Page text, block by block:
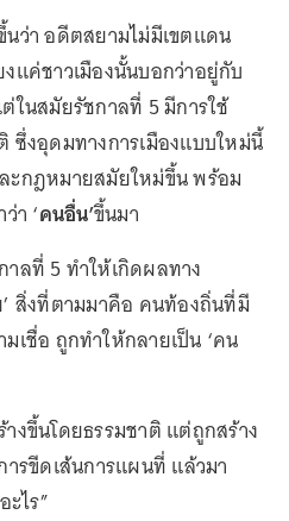
ว่า อดีตสยามไม่มีเขตแดน
แค่ชาวเมืองนั้นบอกว่าอยู่กับ
ในสมัยรัชกาลที่ 5 มีการใช้
ซึ่งอุดมทางการเมืองแบบใหม่นี้
ะกฎหมายสมัยใหม่ขึ้น พร้อม
า ‘คนอื่น’ขึ้นมา
ลที่ 5 ทำให้เกิดผลทาง
สิ่งที่ตามมาคือ คนท้องถิ่นที่มี
เชื่อ ถูกทำให้กลายเป็น ‘คน
งขึ้นโดยธรรมชาติ แต่ถูกสร้าง
รขีดเส้นการแผนที่ แล้วมา
ไร”